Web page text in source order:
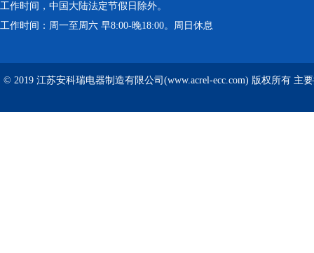
工作时间，中国大陆法定节假日除外。
工作时间：周一至周六 早8:00-晚18:00。周日休息
© 2019 江苏安科瑞电器制造有限公司(www.acrel-ecc.com) 版权所有 主